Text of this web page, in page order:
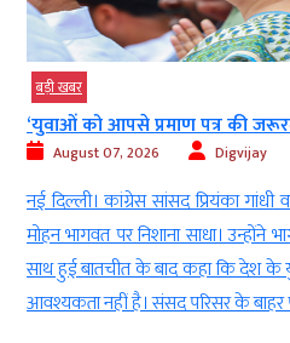
को आरएसएस प्रमुख
और जेन अल्फा के
प्रमाण पत्र की
हुए कांग्रेस […]
40 साल पुराने
August 07, 2026
नई दिल्ली। सुप्रीम
2005 के फैसले के
इसके साथ ही भारत
मामलों में से एक